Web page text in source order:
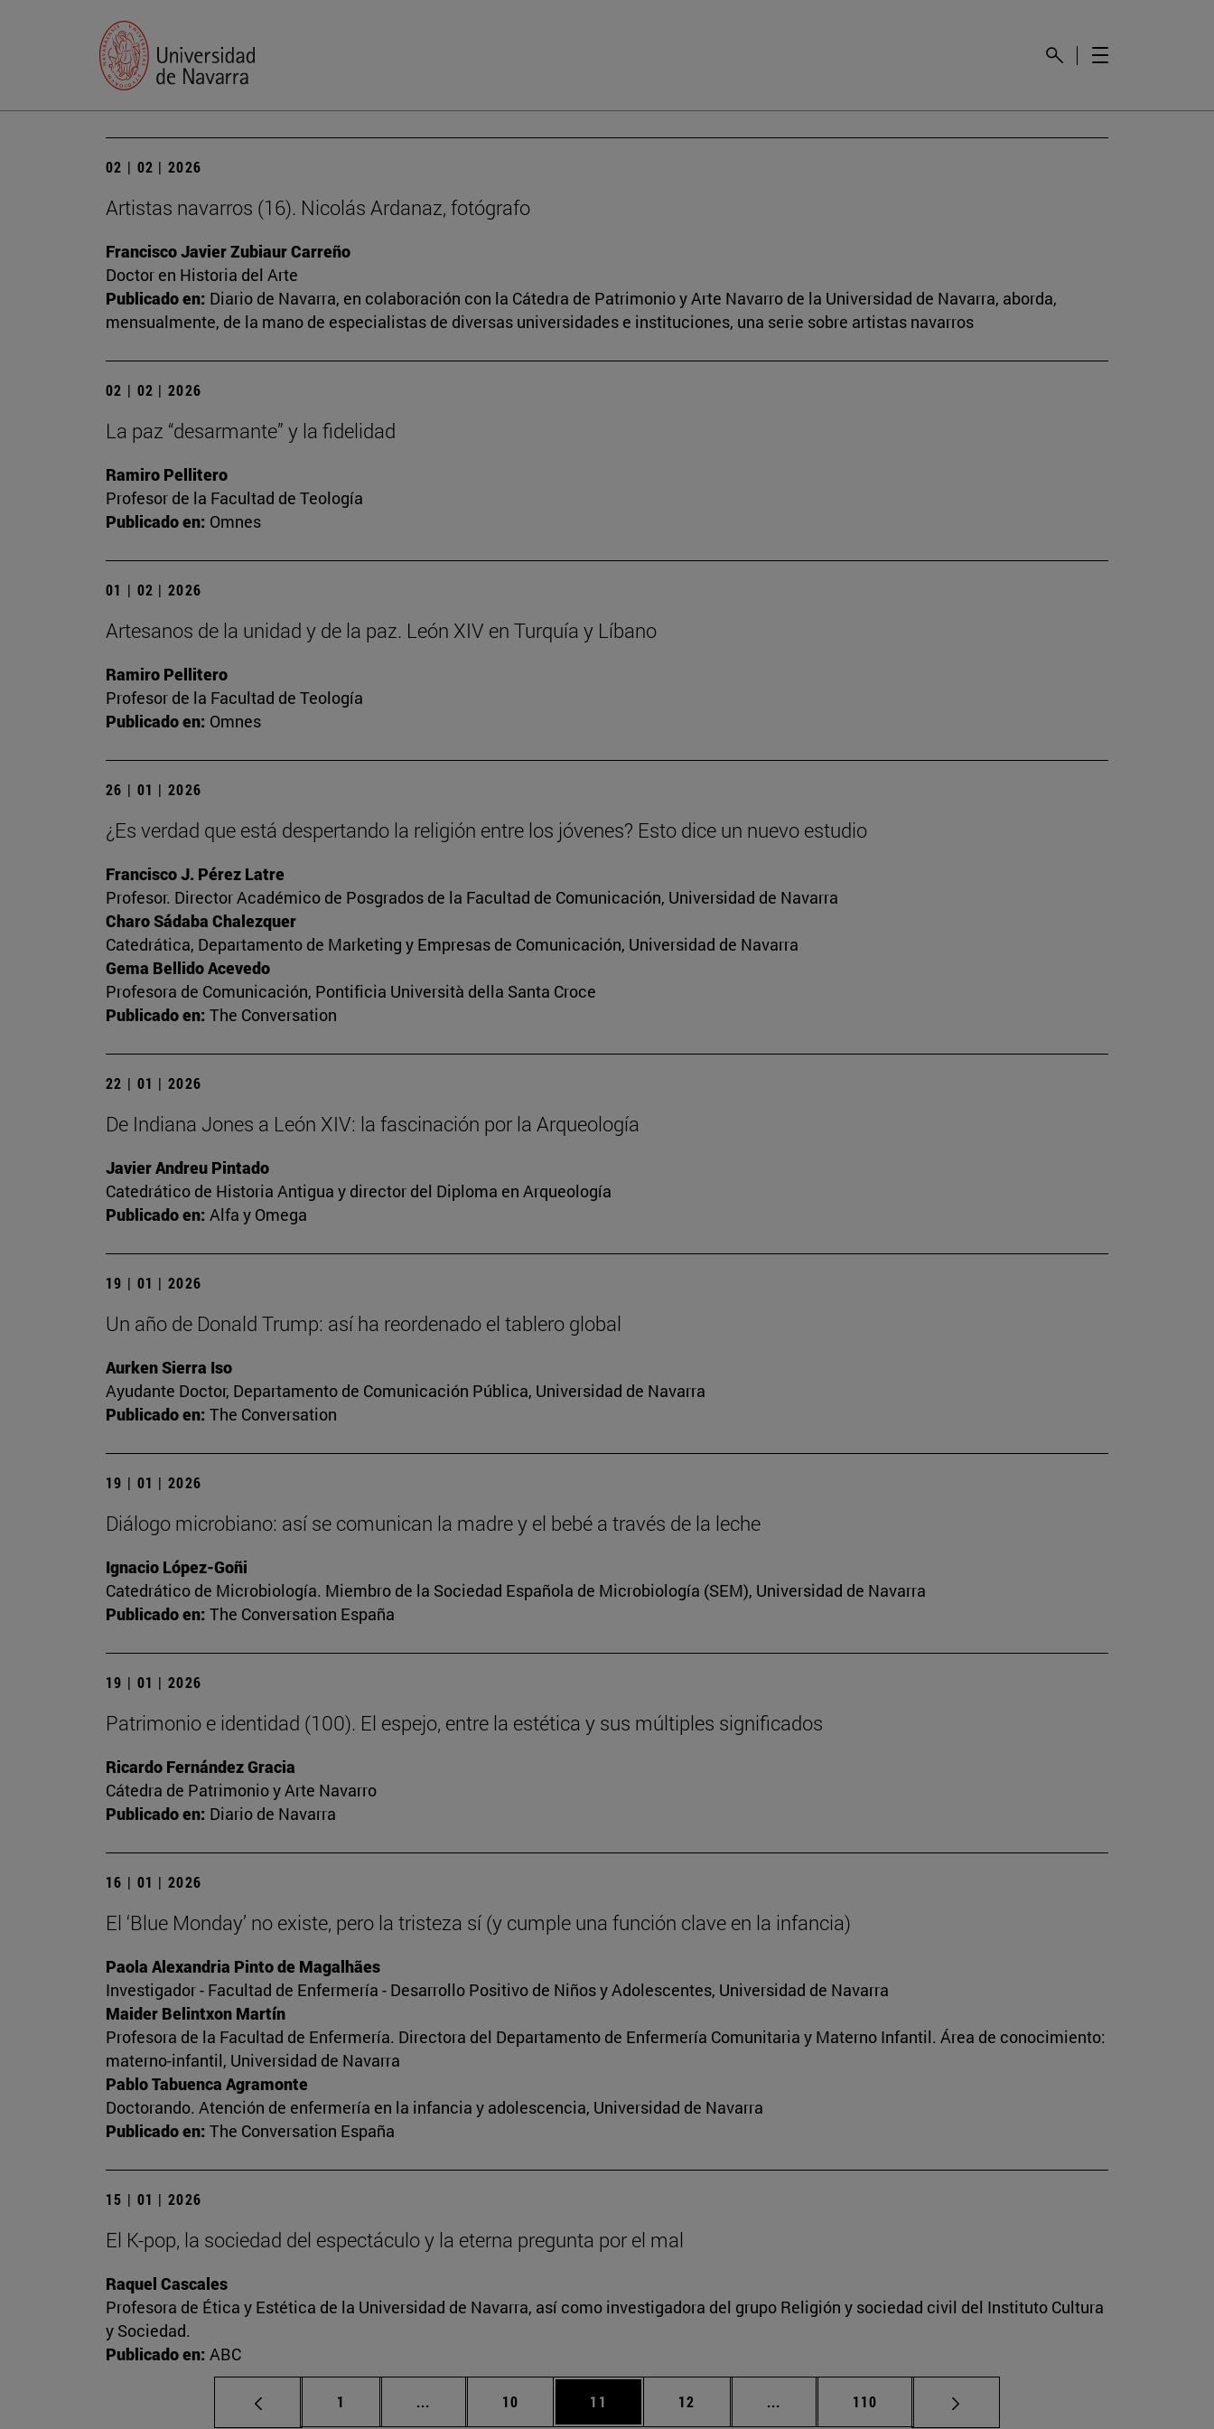
02 | 02 | 2026
Artistas navarros (16). Nicolás Ardanaz, fotógrafo
Francisco Javier Zubiaur Carreño
Doctor en Historia del Arte
Publicado en: Diario de Navarra, en colaboración con la Cátedra de Patrimonio y Arte Navarro de la Universidad de Navarra, aborda,
mensualmente, de la mano de especialistas de diversas universidades e instituciones, una serie sobre artistas navarros
02 | 02 | 2026
La paz “desarmante” y la fidelidad
Ramiro Pellitero
Profesor de la Facultad de Teología
Publicado en: Omnes
01 | 02 | 2026
Artesanos de la unidad y de la paz. León XIV en Turquía y Líbano
Ramiro Pellitero
Profesor de la Facultad de Teología
Publicado en: Omnes
26 | 01 | 2026
¿Es verdad que está despertando la religión entre los jóvenes? Esto dice un nuevo estudio
Francisco J. Pérez Latre
Profesor. Director Académico de Posgrados de la Facultad de Comunicación, Universidad de Navarra
Charo Sádaba Chalezquer
Catedrática, Departamento de Marketing y Empresas de Comunicación, Universidad de Navarra
Gema Bellido Acevedo
Profesora de Comunicación, Pontificia Università della Santa Croce
Publicado en: The Conversation
22 | 01 | 2026
De Indiana Jones a León XIV: la fascinación por la Arqueología
Javier Andreu Pintado
Catedrático de Historia Antigua y director del Diploma en Arqueología
Publicado en: Alfa y Omega
19 | 01 | 2026
Un año de Donald Trump: así ha reordenado el tablero global
Aurken Sierra Iso
Ayudante Doctor, Departamento de Comunicación Pública, Universidad de Navarra
Publicado en: The Conversation
19 | 01 | 2026
Diálogo microbiano: así se comunican la madre y el bebé a través de la leche
Ignacio López-Goñi
Catedrático de Microbiología. Miembro de la Sociedad Española de Microbiología (SEM), Universidad de Navarra
Publicado en: The Conversation España
19 | 01 | 2026
Patrimonio e identidad (100). El espejo, entre la estética y sus múltiples significados
Ricardo Fernández Gracia
Cátedra de Patrimonio y Arte Navarro
Publicado en: Diario de Navarra
16 | 01 | 2026
El ‘Blue Monday’ no existe, pero la tristeza sí (y cumple una función clave en la infancia)
Paola Alexandria Pinto de Magalhães
Investigador - Facultad de Enfermería - Desarrollo Positivo de Niños y Adolescentes, Universidad de Navarra
Maider Belintxon Martín
Profesora de la Facultad de Enfermería. Directora del Departamento de Enfermería Comunitaria y Materno Infantil. Área de conocimiento:
materno-infantil, Universidad de Navarra
Pablo Tabuenca Agramonte
Doctorando. Atención de enfermería en la infancia y adolescencia, Universidad de Navarra
Publicado en: The Conversation España
15 | 01 | 2026
El K-pop, la sociedad del espectáculo y la eterna pregunta por el mal
Raquel Cascales
Profesora de Ética y Estética de la Universidad de Navarra, así como investigadora del grupo Religión y sociedad civil del Instituto Cultura
y Sociedad.
Publicado en: ABC
Página
1 ... Páginas intermedias Use TAB para desplazarse.
Página
10 Página
11 Página
12 ... Páginas intermedias Use TAB para desplazarse.
Página
110